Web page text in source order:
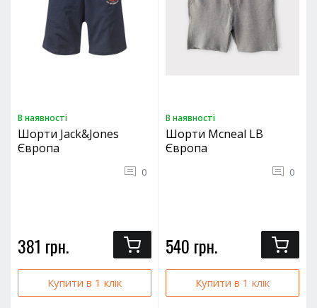
В наявностi
Шорти Jack&Jones
Європа
0
381 грн.
Купити в 1 клік
В наявностi
Шорти Mcneal LB
Європа
0
540 грн.
Купити в 1 клік